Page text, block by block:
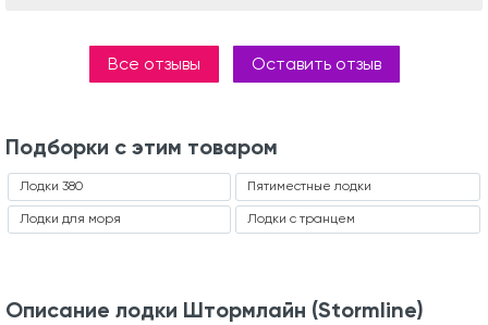
Все отзывы Оставить отзыв
Подборки с этим товаром
Лодки 380
Лодки для моря
Пятиместные лодки
Лодки с транцем
Описание лодки Штормлайн (Stormline)